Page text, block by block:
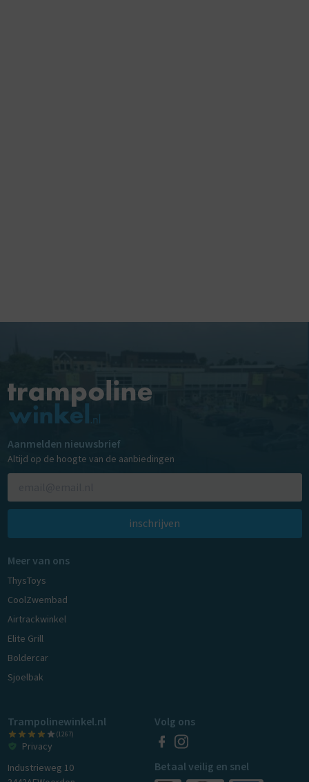
Aanmelden nieuwsbrief
Altijd op de hoogte van de aanbiedingen
inschrijven
Meer van ons
ThysToys
CoolZwembad
Airtrackwinkel
Elite Grill
Boldercar
Sjoelbak
Trampolinewinkel.nl
(1267)
Privacy
Industrieweg 10
Volg ons
Betaal veilig en snel